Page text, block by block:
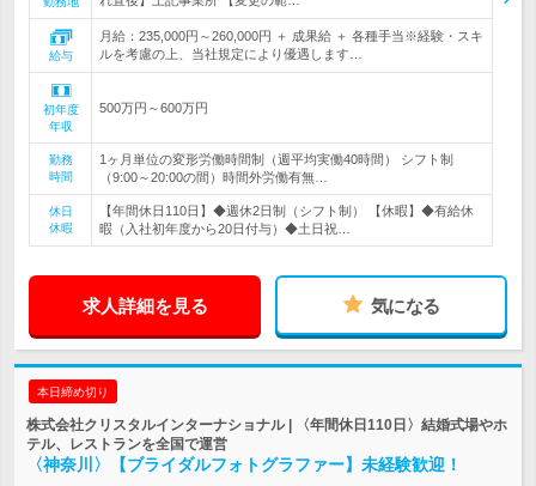
給与
月給：235,000円～260,000円 ＋ 成果給 ＋ 各種手当※経験・スキ
ルを考慮の上、当社規定により優遇します…
初年度
年収
500万円～600万円
勤務
時間
1ヶ月単位の変形労働時間制（週平均実働40時間） シフト制
（9:00～20:00の間）時間外労働有無…
休日
休暇
【年間休日110日】◆週休2日制（シフト制） 【休暇】◆有給休
暇（入社初年度から20日付与）◆土日祝…
求人詳細を見る 気になる
本日締め切り
株式会社クリスタルインターナショナル | 〈年間休日110日〉結婚式場やホ
テル、レストランを全国で運営
〈神奈川〉【ブライダルフォトグラファー】未経験歓迎！